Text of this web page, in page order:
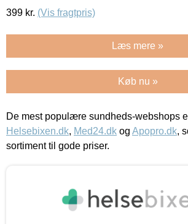
399 kr. (Vis fragtpris)
Læs mere »
Køb nu »
De mest populære sundheds-webshops
Helsebixen.dk, Med24.dk og Apopro.dk,
sortiment til gode priser.